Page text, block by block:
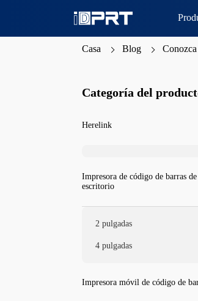
Casa Blog
Categoría del
Herelink
Impresora de código de barras de
escritorio
2 pulgadas
4 pulgadas
Impresora móvil de código de